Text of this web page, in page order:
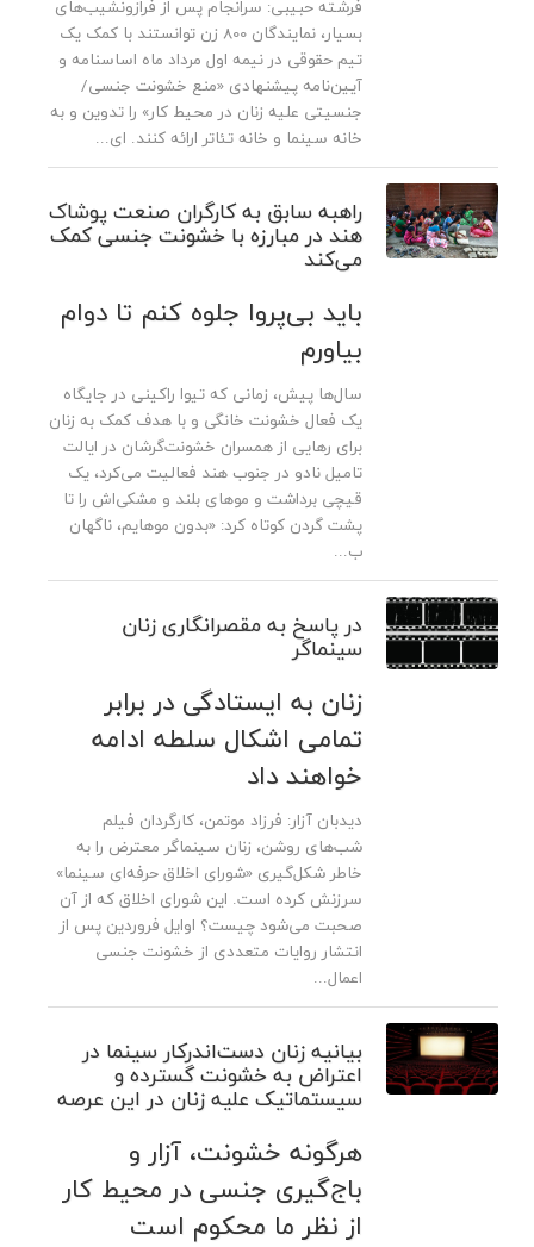
فرشته حبیبی: سرانجام پس از فرازو‌نشیب‌های
بسیار، نمایندگان 800 زن توانستند با کمک یک
تیم حقوقی در نیمه اول مرداد ماه اساسنامه و
آیین‌نامه پیشنهادی «منع خشونت جنسی/
جنسیتی علیه زنان در محیط کار» را تدوین و به
خانه سینما و خانه تئاتر ارائه کنند. ای...
راهبه سابق به کارگران صنعت پوشاک
هند در مبارزه با خشونت جنسی کمک
می‌کند
باید بی‌پروا جلوه کنم تا دوام
بیاورم
سال‌ها پیش، زمانی که تیوا راکینی در جایگاه
یک فعال خشونت خانگی و با هدف کمک به زنان
برای رهایی از همسران خشونت‌گرشان در ایالت
تامیل نادو در جنوب هند فعالیت می‌کرد، یک
قیچی برداشت و موهای بلند و مشکی‌اش را تا
پشت گردن کوتاه کرد: «بدون موهایم، ناگهان
ب...
در پاسخ به مقصرانگاری زنان
سینماگر
زنان به ایستادگی در برابر
تمامی اشکال سلطه ادامه
خواهند داد
دیدبان آزار: فرزاد موتمن، کارگردان فیلم
شب‌های روشن، زنان سینماگر معترض را به
خاطر شکل‌گیری «شورای اخلاق حرفه‌ای سینما»
سرزنش کرده است. این شورای اخلاق که از آن
صحبت می‌شود چیست؟ اوایل فروردین پس از
انتشار روایات متعددی از خشونت جنسی
اعمال‌...
بیانیه زنان دست‌اندرکار سینما در
اعتراض به خشونت گسترده و
سیستماتیک علیه زنان در این عرصه
هرگونه خشونت، آزار و
باج‌گیری جنسی در محیط کار
از نظر ما محکوم است